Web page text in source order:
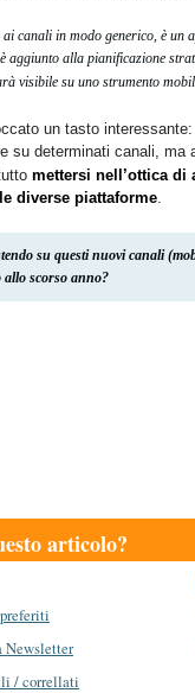
canali in modo generico, è un
aggiunto alla pianificazione
visibile su uno strumento
un tasto
su determinati canali, ma
mettersi nell’ottica di
diverse piattaforme.
su questi nuovi canali
allo scorso anno?
articolo?
Newsletter
/ correllati